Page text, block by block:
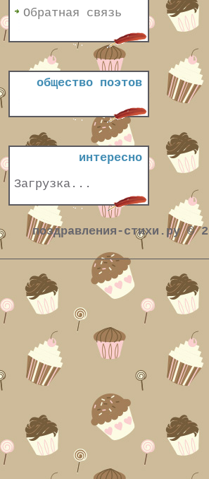
Обратная связь
общество поэтов
интересно
Загрузка...
поздравления-стихи.ру ©